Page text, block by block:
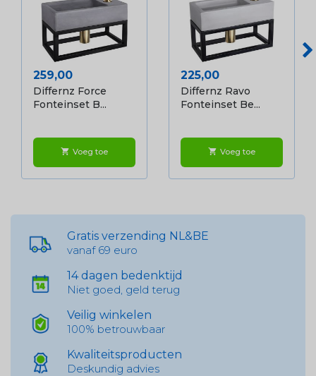
Prijs
259,00
Differnz Force
Fonteinset B...
shopping_cart Voeg toe
Prijs
225,00
Differnz Ravo
Fonteinset Be...
shopping_cart Voeg toe
Gratis verzending NL&BE
vanaf 69 euro
14 dagen bedenktijd
Niet goed, geld terug
Veilig winkelen
100% betrouwbaar
Kwaliteitsproducten
Deskundig advies